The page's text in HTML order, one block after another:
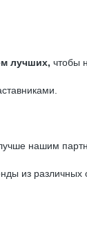
лучших, чтобы
нашим
из различных